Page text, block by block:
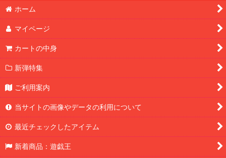
ホーム
マイページ
カートの中身
新弾特集
ご利用案内
当サイトの画像やデータの利用について
最近チェックしたアイテム
新着商品：遊戯王